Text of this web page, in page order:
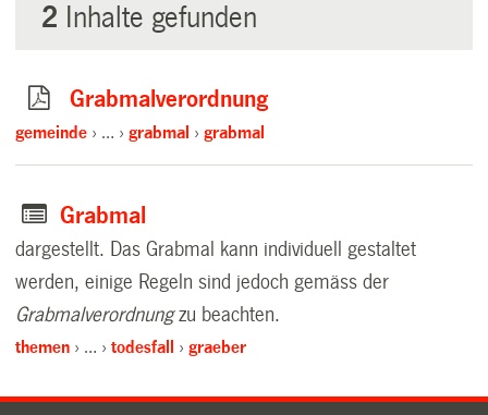
2 Inhalte gefunden
Grabmalverordnung
gemeinde … grabmal grabmal
Grabmal
dargestellt. Das Grabmal kann individuell gestaltet
werden, einige Regeln sind jedoch gemäss der
Grabmalverordnungzu beachten.
themen … todesfall graeber